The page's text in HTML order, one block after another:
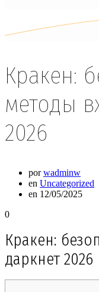
Кракен:
методы
2026
porwadminw
en Uncategorized
en 12/05/2025
0
Кракен:
даркнет 2026